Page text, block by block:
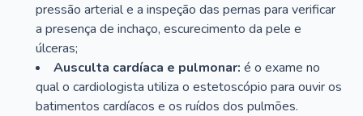
pressão arterial e a inspeção das pernas para verificar
a presença de inchaço, escurecimento da pele e
úlceras;
Ausculta cardíaca e pulmonar: é o exame no
qual o cardiologista utiliza o estetoscópio para ouvir os
batimentos cardíacos e os ruídos dos pulmões.